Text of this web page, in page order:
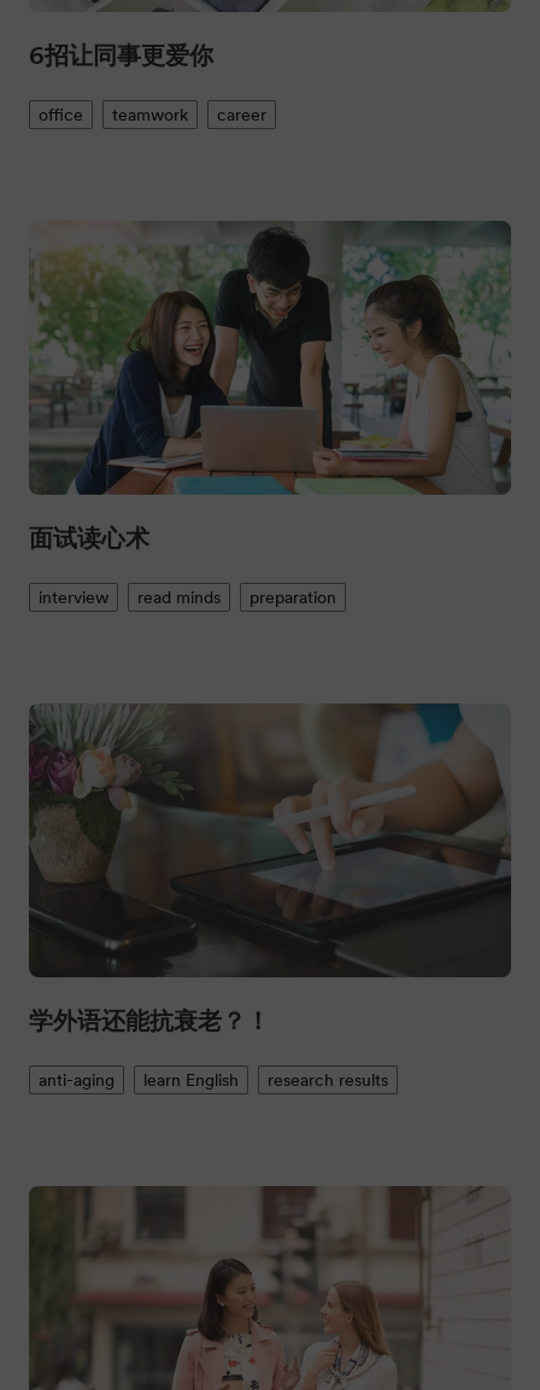
6招让同事更爱你
office teamwork career
面试读心术
interview read minds preparation
学外语还能抗衰老？！
anti-aging learn English research results